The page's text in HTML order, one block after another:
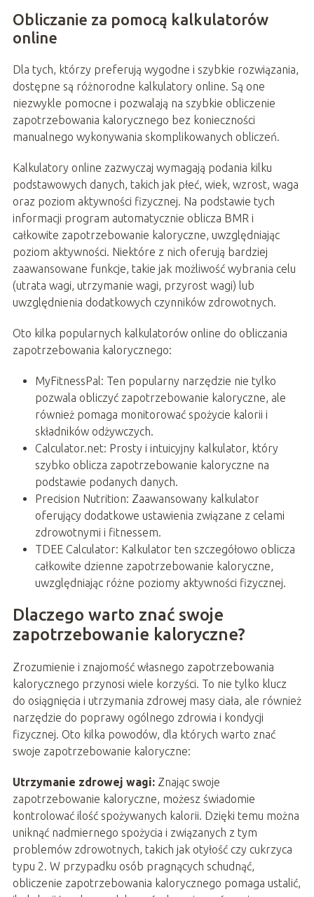
Obliczanie za pomocą kalkulatorów
online
Dla tych, którzy preferują wygodne i szybkie rozwiązania,
dostępne są różnorodne kalkulatory online. Są one
niezwykle pomocne i pozwalają na szybkie obliczenie
zapotrzebowania kalorycznego bez konieczności
manualnego wykonywania skomplikowanych obliczeń.
Kalkulatory online zazwyczaj wymagają podania kilku
podstawowych danych, takich jak płeć, wiek, wzrost, waga
oraz poziom aktywności fizycznej. Na podstawie tych
informacji program automatycznie oblicza BMR i
całkowite zapotrzebowanie kaloryczne, uwzględniając
poziom aktywności. Niektóre z nich oferują bardziej
zaawansowane funkcje, takie jak możliwość wybrania celu
(utrata wagi, utrzymanie wagi, przyrost wagi) lub
uwzględnienia dodatkowych czynników zdrowotnych.
Oto kilka popularnych kalkulatorów online do obliczania
zapotrzebowania kalorycznego:
MyFitnessPal: Ten popularny narzędzie nie tylko
pozwala obliczyć zapotrzebowanie kaloryczne, ale
również pomaga monitorować spożycie kalorii i
składników odżywczych.
Calculator.net: Prosty i intuicyjny kalkulator, który
szybko oblicza zapotrzebowanie kaloryczne na
podstawie podanych danych.
Precision Nutrition: Zaawansowany kalkulator
oferujący dodatkowe ustawienia związane z celami
zdrowotnymi i fitnessem.
TDEE Calculator: Kalkulator ten szczegółowo oblicza
całkowite dzienne zapotrzebowanie kaloryczne,
uwzględniając różne poziomy aktywności fizycznej.
Dlaczego warto znać swoje
zapotrzebowanie kaloryczne?
Zrozumienie i znajomość własnego zapotrzebowania
kalorycznego przynosi wiele korzyści. To nie tylko klucz
do osiągnięcia i utrzymania zdrowej masy ciała, ale również
narzędzie do poprawy ogólnego zdrowia i kondycji
fizycznej. Oto kilka powodów, dla których warto znać
swoje zapotrzebowanie kaloryczne:
Utrzymanie zdrowej wagi:Znając swoje
zapotrzebowanie kaloryczne, możesz świadomie
kontrolować ilość spożywanych kalorii. Dzięki temu można
uniknąć nadmiernego spożycia i związanych z tym
problemów zdrowotnych, takich jak otyłość czy cukrzyca
typu 2. W przypadku osób pragnących schudnąć,
obliczenie zapotrzebowania kalorycznego pomaga ustalić,